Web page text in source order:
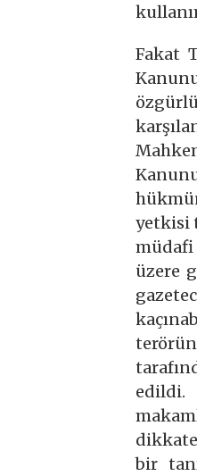
Fakat
yetkisi
üzere
edildi.
bir